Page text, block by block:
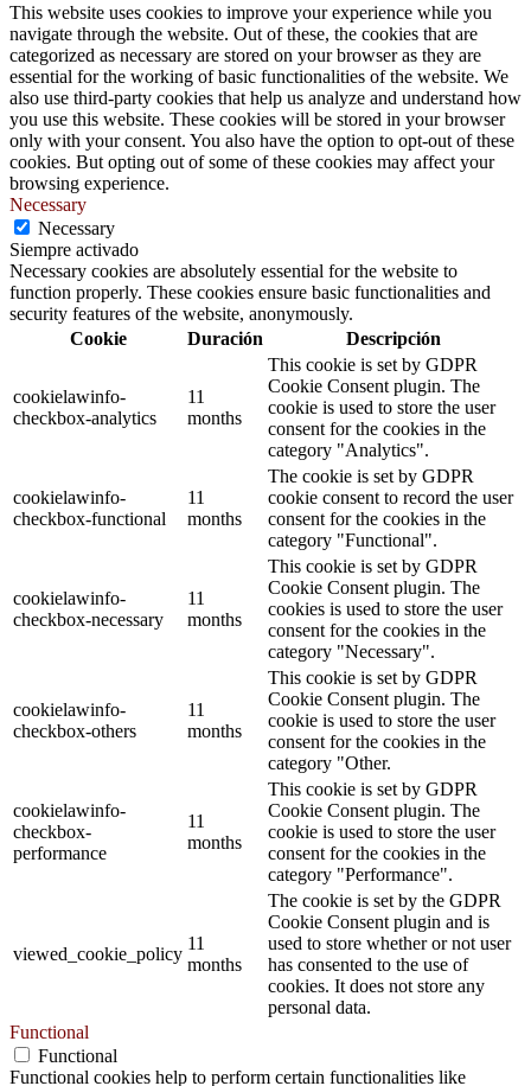
This website uses cookies to improve your experience while you
navigate through the website. Out of these, the cookies that are
categorized as necessary are stored on your browser as they are
essential for the working of basic functionalities of the website. We
also use third-party cookies that help us analyze and understand how
you use this website. These cookies will be stored in your browser
only with your consent. You also have the option to opt-out of these
cookies. But opting out of some of these cookies may affect your
browsing experience.
Necessary
Necessary
Siempre activado
Necessary cookies are absolutely essential for the website to
function properly. These cookies ensure basic functionalities and
security features of the website, anonymously.
Cookie
Duración Descripción
cookielawinfo-
checkbox-analytics
11
months
This cookie is set by GDPR
Cookie Consent plugin. The
cookie is used to store the user
consent for the cookies in the
category "Analytics".
cookielawinfo-
checkbox-functional
11
months
The cookie is set by GDPR
cookie consent to record the user
consent for the cookies in the
category "Functional".
cookielawinfo-
checkbox-necessary
11
months
This cookie is set by GDPR
Cookie Consent plugin. The
cookies is used to store the user
consent for the cookies in the
category "Necessary".
cookielawinfo-
checkbox-others
11
months
This cookie is set by GDPR
Cookie Consent plugin. The
cookie is used to store the user
consent for the cookies in the
category "Other.
cookielawinfo-
checkbox-
performance
11
months
This cookie is set by GDPR
Cookie Consent plugin. The
cookie is used to store the user
consent for the cookies in the
category "Performance".
viewed_cookie_policy
11
months
The cookie is set by the GDPR
Cookie Consent plugin and is
used to store whether or not user
has consented to the use of
cookies. It does not store any
personal data.
Functional
Functional
Functional cookies help to perform certain functionalities like